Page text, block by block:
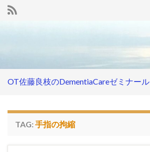
OT佐藤良枝のDementiaCareゼミナール
TAG: 手指の拘縮